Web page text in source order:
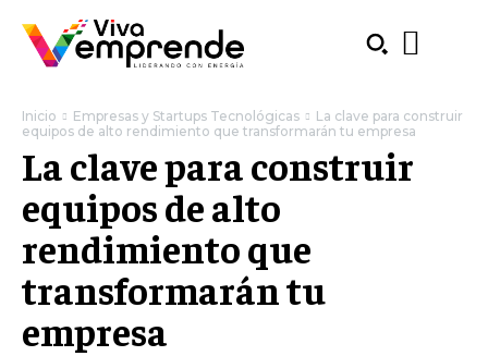
Inicio Empresas y Startups Tecnológicas
La clave para construir
equipos de alto rendimiento que transformarán tu empresa
La clave para construir
equipos de alto
rendimiento que
transformarán tu
empresa